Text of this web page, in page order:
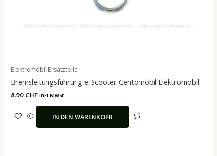
Elektromobil Ersatzteile
Bremsleitungsführung e-Scooter Gentomobil Elektromobil
8.90 CHF inkl.MwSt.
IN DEN WARENKORB